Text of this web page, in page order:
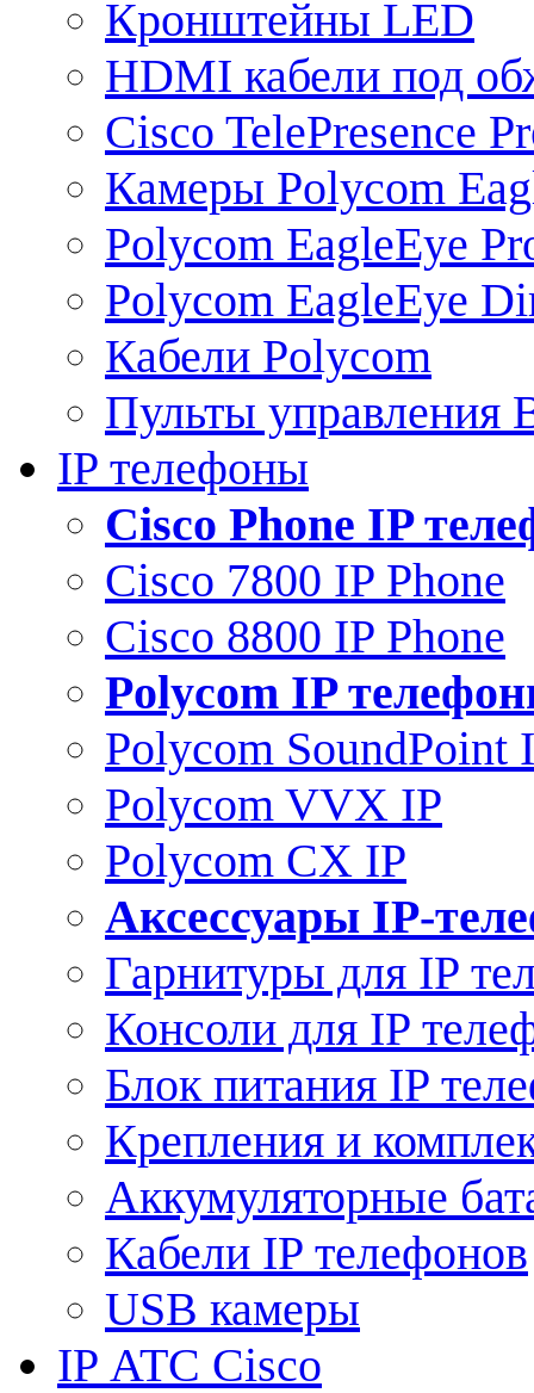
Кронштейны LED
HDMI кабели под
Cisco TelePresence
Камеры Polycom
Polycom EagleEye
Polycom EagleEye
Кабели Polycom
Пульты управления
IP телефоны
Сisco Phone IP
Cisco 7800 IP Phone
Cisco 8800 IP Phone
Polycom IP
Polycom SoundPoint
Polycom VVX IP
Polycom CX IP
Аксессуары IP-
Гарнитуры для IP
Консоли для IP
Блок питания IP
Крепления и
Аккумуляторные
Кабели IP телефонов
USB камеры
IP АТС Cisco